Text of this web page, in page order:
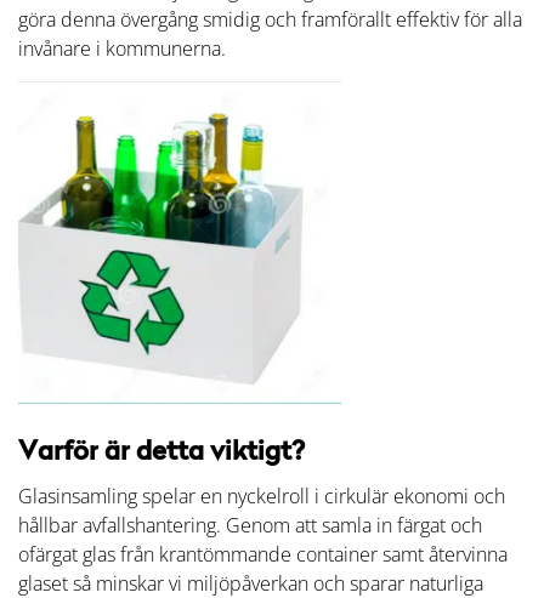
göra denna övergång smidig och framförallt effektiv för alla
invånare i kommunerna.
Varför är detta viktigt?
Glasinsamling spelar en nyckelroll i cirkulär ekonomi och
hållbar avfallshantering. Genom att samla in färgat och
ofärgat glas från krantömmande container samt återvinna
glaset så minskar vi miljöpåverkan och sparar naturliga